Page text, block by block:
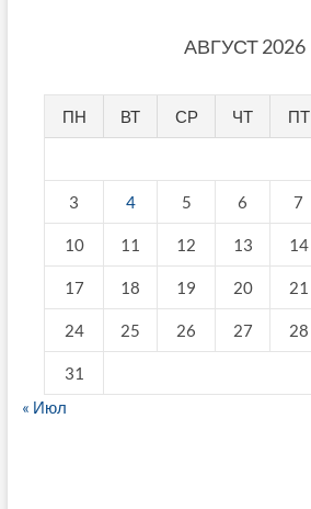
АВГУСТ 2026
ПН ВТ СР ЧТ ПТ
3 4 5 6 7
10 11 12 13 14
17 18 19 20 21
24 25 26 27 28
31
« Июл